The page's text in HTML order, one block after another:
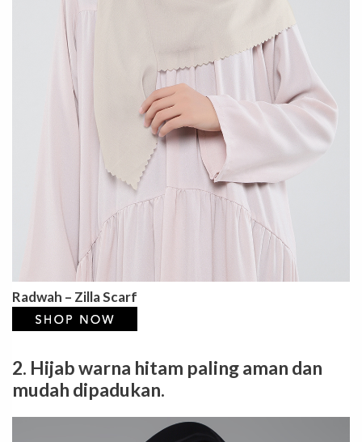
Radwah – Zilla Scarf
2. Hijab warna hitam paling aman dan
mudah dipadukan.